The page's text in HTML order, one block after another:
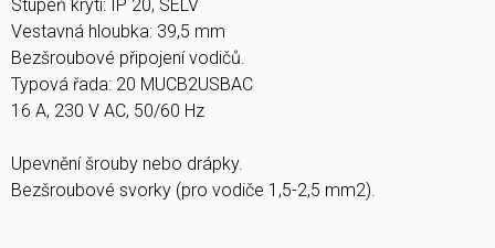
Stupeň krytí: IP 20, SELV
Vestavná hloubka: 39,5 mm
Bezšroubové připojení vodičů.
Typová řada: 20 MUCB2USBAC
16 A, 230 V AC, 50/60 Hz
Upevnění šrouby nebo drápky.
Bezšroubové svorky (pro vodiče 1,5-2,5 mm2).